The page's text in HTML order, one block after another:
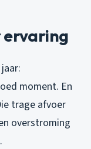
ervaring
moment. En
trage afvoer
overstroming